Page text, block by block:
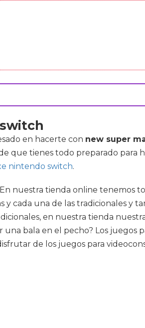
en hacerte con new super
que tienes todo preparado
nintendo switch.
nuestra tienda online tenemos
y cada una de las tradicionales
en nuestra tienda
bala en el pecho? Los juegos
de los juegos para